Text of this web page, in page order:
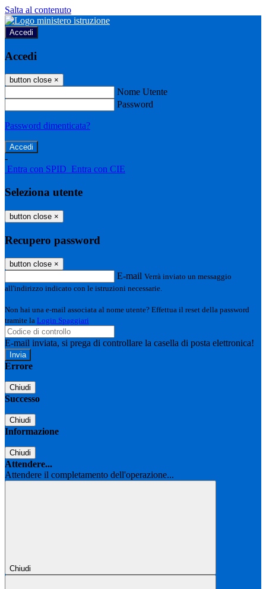
Salta al contenuto
Accedi
Accedi
button close ×
Nome Utente
Password
Password dimenticata?
-
Entra con SPID Entra con CIE
Seleziona utente
button close ×
Recupero password
button close ×
E-mail Verrà inviato un messaggio
all'indirizzo indicato con le istruzioni necessarie.
Non hai una e-mail associata al nome utente? Effettua il reset della password
tramite la Login Spaggiari
E-mail inviata, si prega di controllare la casella di posta elettronica!
Errore
Chiudi
Successo
Chiudi
Informazione
Chiudi
Attendere...
Attendere il completamento dell'operazione...
Chiudi